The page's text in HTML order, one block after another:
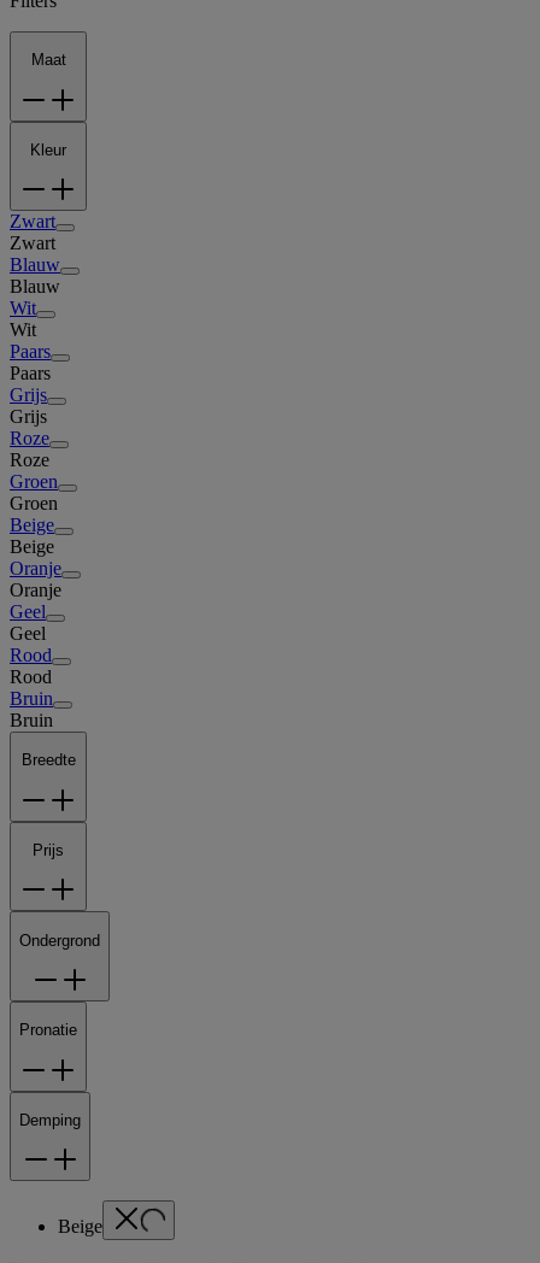
Maat
Kleur
Zwart
Zwart
Blauw
Blauw
Wit
Wit
Paars
Paars
Grijs
Grijs
Roze
Roze
Groen
Groen
Beige
Beige
Oranje
Oranje
Geel
Geel
Rood
Rood
Bruin
Bruin
Breedte
Prijs
Ondergrond
Pronatie
Demping
Beige